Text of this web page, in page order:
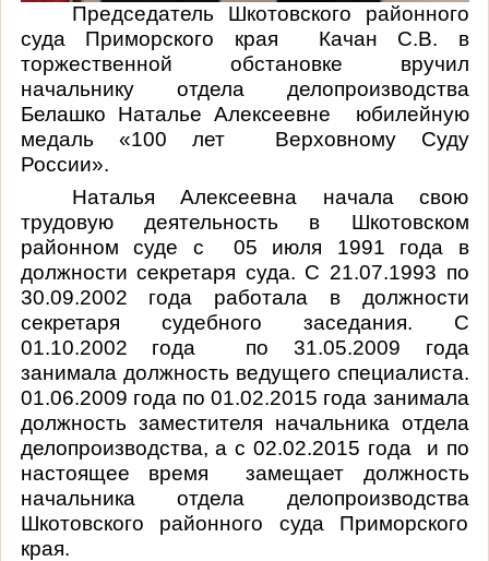
Председатель Шкотовского районного
суда Приморского края
Качан С.В. в
торжественной обстановке вручил
начальнику отдела делопроизводства
Белашко Наталье Алексеевне
юбилейную
медаль «100 лет
Верховному Суду
России».
Наталья Алексеевна начала свою
трудовую деятельность в Шкотовском
районном суде с
05 июля 1991 года в
должности секретаря суда. С 21.07.1993 по
30.09.2002 года работала в должности
секретаря судебного заседания. С
01.10.2002 года
по 31.05.2009 года
занимала должность ведущего специалиста.
01.06.2009 года по 01.02.2015 года занимала
должность заместителя начальника отдела
делопроизводства, а с 02.02.2015 года
и по
настоящее время
замещает должность
начальника отдела делопроизводства
Шкотовского районного суда Приморского
края.